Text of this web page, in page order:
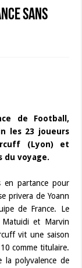
sans
de Football,
les 23 joueurs
(Lyon) et
du voyage.
en partance pour
privera de Yoann
de France. Le
Matuidi et Marvin
vit une saison
comme titulaire.
la polyvalence de